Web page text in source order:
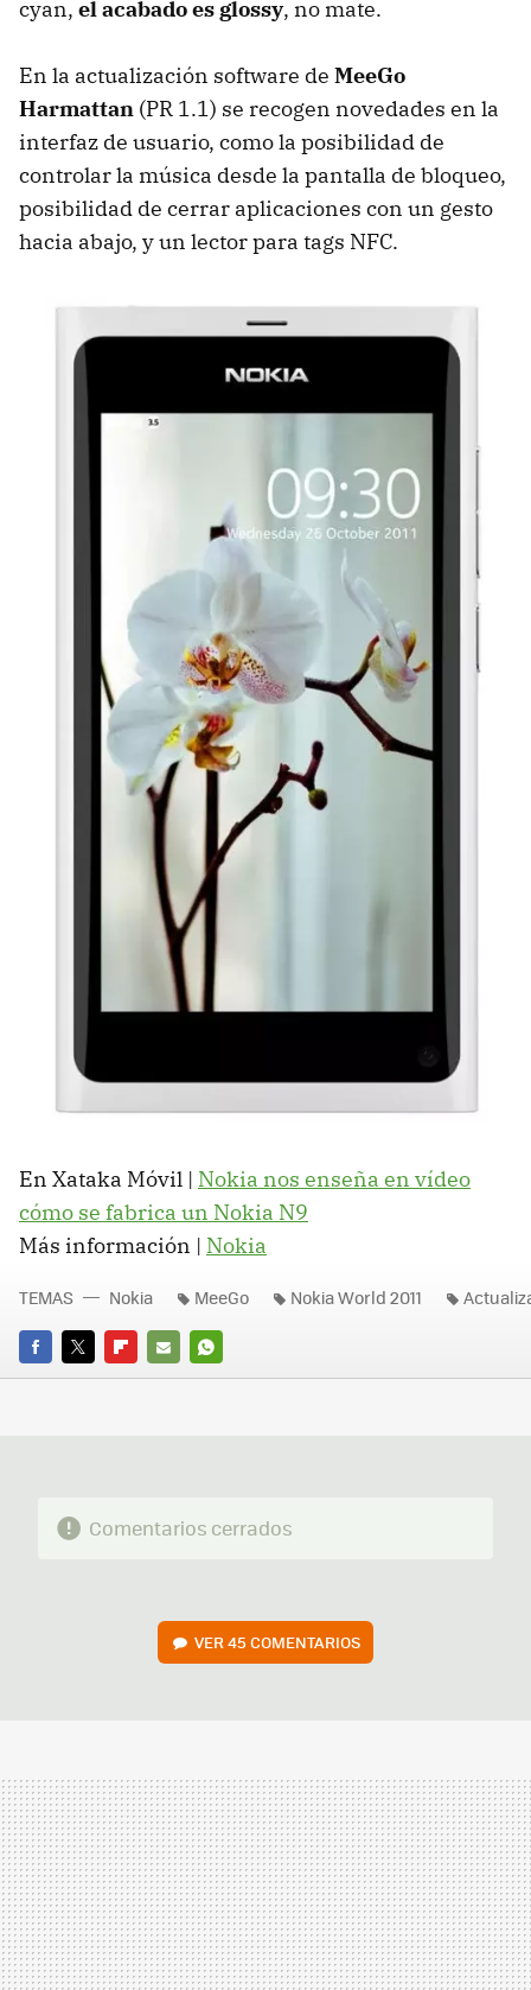
cyan, el acabado es glossy, no mate.
En la actualización software de MeeGo
Harmattan (PR 1.1) se recogen novedades en la
interfaz de usuario, como la posibilidad de
controlar la música desde la pantalla de bloqueo,
posibilidad de cerrar aplicaciones con un gesto
hacia abajo, y un lector para tags NFC.
En Xataka Móvil | Nokia nos enseña en vídeo
cómo se fabrica un Nokia N9
Más información | Nokia
FACEBOOK
TWITTERFLIPBOARD
E-
WHATSAPP
TEMAS Nokia MeeGo Nokia World 2011
Comentarios cerrados
VER45 COMENTARIOS